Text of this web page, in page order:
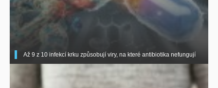
Až 9 z 10 infekcí krku způsobují viry, na které antibiotika nefungují